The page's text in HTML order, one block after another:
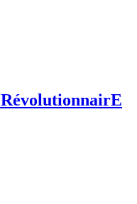
RévolutionnairE